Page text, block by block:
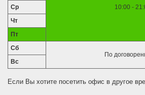
10:00 -
Ср
Чт
Пт
Сб
По
Вс
Если Вы хотите посетить офис в другое